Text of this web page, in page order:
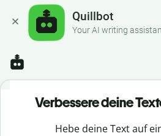
Quillbot
Your AI writing
Verbessere deine
Hebe deine Text auf